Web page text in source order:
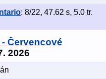
: 8/22, 47.62 s, 5.0 tr.
Červencové
2026